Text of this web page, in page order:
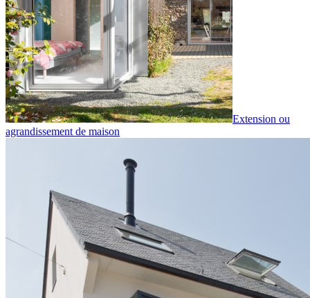
Extension ou
agrandissement de maison